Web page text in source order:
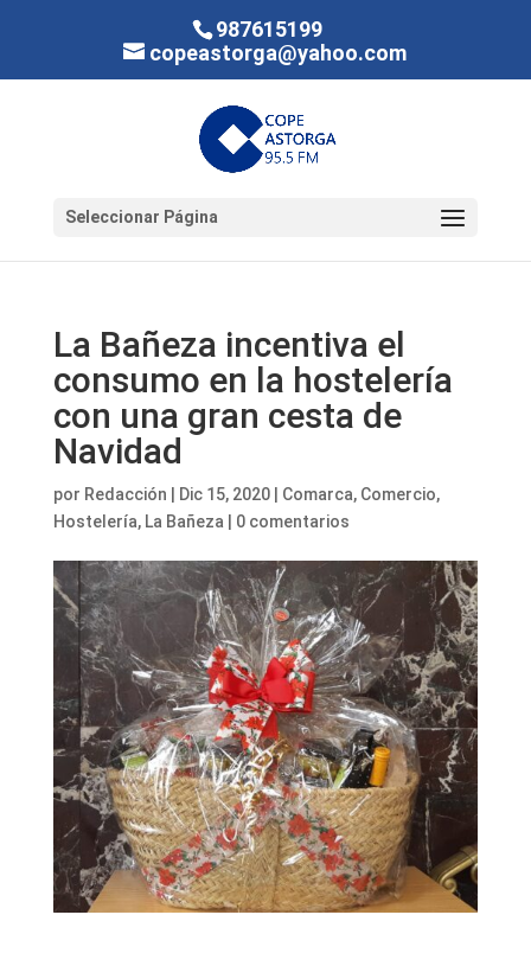
987615199
copeastorga@yahoo.com
Seleccionar Página
La Bañeza incentiva el
consumo en la hostelería
con una gran cesta de
Navidad
por Redacción Dic 15, 2020| Comarca, Comercio,
Hostelería, La Bañeza 0 comentarios